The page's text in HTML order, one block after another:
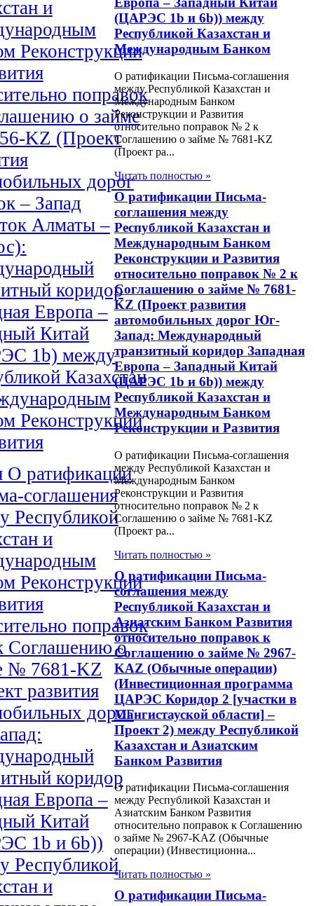
и
Реконструкции
поправок
о займе
KZ (Проект
дорог
– Запад
Алматы –
коридор
Европа –
Китай
1b) между
Казахстан
Реконструкции
О ратификации
соглашения
Республикой
и
Реконструкции
поправок
о
№ 7681-KZ
развития
дорог
коридор
Европа –
Китай
1b и 6b))
Республикой
и
(ЦАРЭС 1b и 6b)) между
Республикой Казахстан и
Международным Банком
О ратификации Письма-соглашения
между Республикой Казахстан и
Международным Банком
Реконструкции и Развития
относительно поправок № 2 к
Соглашению о займе № 7681-KZ
(Проект ра...
Читать полностью »
О ратификации Письма-
соглашения между
Республикой Казахстан и
Международным Банком
Реконструкции и Развития
относительно поправок № 2 к
Соглашению о займе № 7681-
KZ (Проект развития
автомобильных дорог Юг-
Запад: Международный
транзитный коридор Западная
Европа – Западный Китай
(ЦАРЭС 1b и 6b)) между
Республикой Казахстан и
Международным Банком
Реконструкции и Развития
О ратификации Письма-соглашения
между Республикой Казахстан и
Международным Банком
Реконструкции и Развития
относительно поправок № 2 к
Соглашению о займе № 7681-KZ
(Проект ра...
Читать полностью »
О ратификации Письма-
соглашения между
Республикой Казахстан и
Азиатским Банком Развития
относительно поправок к
Соглашению о займе № 2967-
KAZ (Обычные операции)
(Инвестиционная программа
ЦАРЭС Коридор 2 [участки в
Мангистауской области] –
Проект 2) между Республикой
Казахстан и Азиатским
Банком Развития
О ратификации Письма-соглашения
между Республикой Казахстан и
Азиатским Банком Развития
относительно поправок к Соглашению
о займе № 2967-KAZ (Обычные
операции) (Инвестиционна...
Читать полностью »
О ратификации Письма-